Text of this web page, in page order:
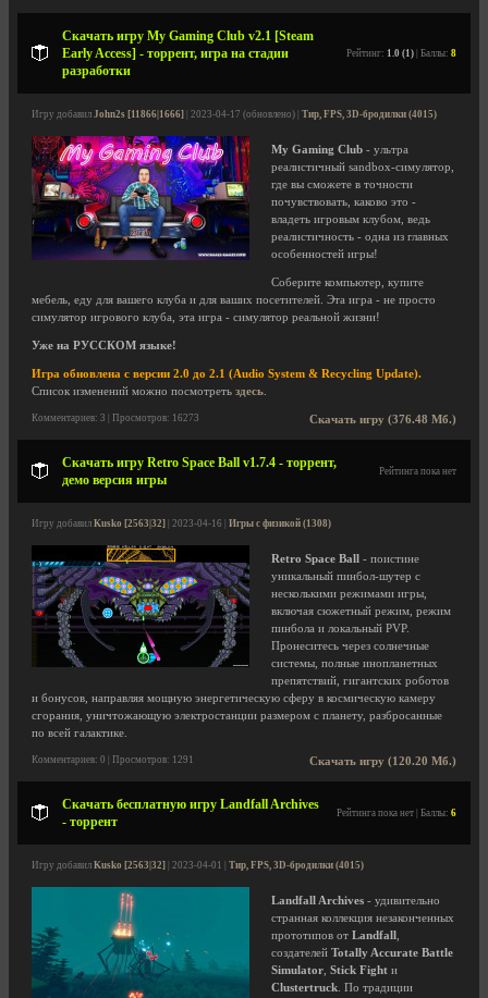
Скачать игру My Gaming Club v2.1 [Steam
Early Access] - торрент, игра на стадии
разработки
Рейтинг: 1.0 (1) | Баллы: 8
Игру добавил John2s [11866|1666] | 2023-04-17 (обновлено) | Тир, FPS, 3D-бродилки (4015)
My Gaming Club - ультра
реалистичный sandbox-симулятор,
где вы сможете в точности
почувствовать, каково это -
владеть игровым клубом, ведь
реалистичность - одна из главных
особенностей игры!
Соберите компьютер, купите
мебель, еду для вашего клуба и для ваших посетителей. Эта игра - не просто
симулятор игрового клуба, эта игра - симулятор реальной жизни!
Уже на РУССКОМ языке!
Игра обновлена с версии 2.0 до 2.1 (Audio System & Recycling Update).
Список изменений можно посмотреть здесь
Скачать игру (376.48 Мб.)
Комментариев: 3 | Просмотров: 16273
Скачать игру Retro Space Ball v1.7.4 - торрент,
демо версия игры
Рейтинга пока нет
Игру добавил Kusko [2563|32] | 2023-04-16 | Игры с физикой (1308)
Retro Space Ball - поистине
уникальный пинбол-шутер с
несколькими режимами игры,
включая сюжетный режим, режим
пинбола и локальный PVP.
Пронеситесь через солнечные
системы, полные инопланетных
препятствий, гигантских роботов
и бонусов, направляя мощную энергетическую сферу в космическую камеру
сгорания, уничтожающую электростанции размером с планету, разбросанные
по всей галактике.
Скачать игру (120.20 Мб.)
Комментариев: 0 | Просмотров: 1291
Скачать бесплатную игру Landfall Archives
- торрент
Рейтинга пока нет | Баллы: 6
Игру добавил Kusko [2563|32] | 2023-04-01 | Тир, FPS, 3D-бродилки (4015)
Landfall Archives - удивительно
странная коллекция незаконченных
прототипов от Landfall
создателей Totally Accurate Battle
Simulator Stick Fight и
Clustertruck . По традиции